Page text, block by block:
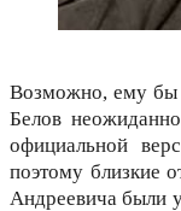
Возможно, ему бы
Белов
официальной
поэтому близкие
Андреевича были